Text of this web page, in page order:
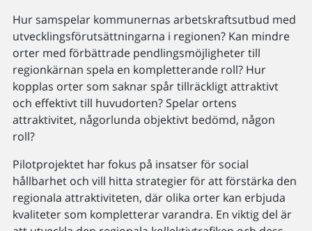
Hur samspelar kommunernas arbetskraftsutbud med
utvecklingsförutsättningarna i regionen? Kan mindre
orter med förbättrade pendlingsmöjligheter till
regionkärnan spela en kompletterande roll? Hur
kopplas orter som saknar spår tillräckligt attraktivt
och effektivt till huvudorten? Spelar ortens
attraktivitet, någorlunda objektivt bedömd, någon
roll?
Pilotprojektet har fokus på insatser för social
hållbarhet och vill hitta strategier för att förstärka den
regionala attraktiviteten, där olika orter kan erbjuda
kvaliteter som kompletterar varandra. En viktig del är